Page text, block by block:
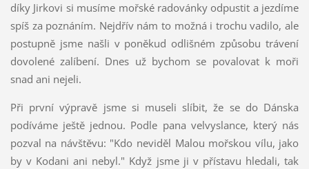
díky Jirkovi si musíme mořské radovánky odpustit a jezdíme
spíš za poznáním. Nejdřív nám to možná i trochu vadilo, ale
postupně jsme našli v poněkud odlišném způsobu trávení
dovolené zalíbení. Dnes už bychom se povalovat k moři
snad ani nejeli.
Při první výpravě jsme si museli slíbit, že se do Dánska
podíváme ještě jednou. Podle pana velvyslance, který nás
pozval na návštěvu: "Kdo neviděl Malou mořskou vílu, jako
by v Kodani ani nebyl." Když jsme ji v přístavu hledali, tak